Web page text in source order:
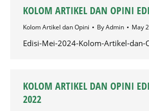
KOLOM ARTIKEL DAN OPINI
Kolom Artikel dan Opini ByAdmin May
Edisi-Mei-2024-Kolom-Artikel-
KOLOM ARTIKEL DAN OPINI
2022